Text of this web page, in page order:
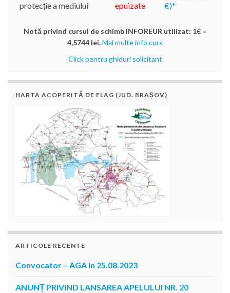
protecție a mediului
epuizate
€)*
Notă privind cursul de schimb INFOREUR utilizat: 1€ =
4,5744 lei.Mai multe info curs
Click pentru ghiduri solicitant
HARTA ACOPERITĂ DE FLAG (JUD. BRAȘOV)
ARTICOLE RECENTE
Convocator – AGA in 25.08.2023
ANUNȚ PRIVIND LANSAREA APELULUI NR. 20